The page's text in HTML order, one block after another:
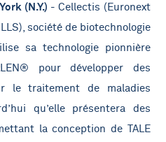
(N.Y.) - Cellectis (Euronext
société de biotechnologie
sa technologie pionnière
pour développer des
le traitement de maladies
qu’elle présentera des
la conception de TALE